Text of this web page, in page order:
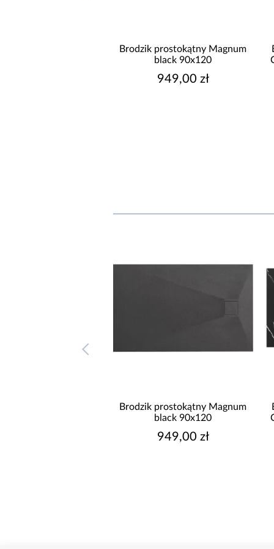
Brodzik prostokątny Magnum
black 90x120
949,00 zł
Brodzik
Brodzik prostokątny Magnum
black 90x120
949,00 zł
Brodzik